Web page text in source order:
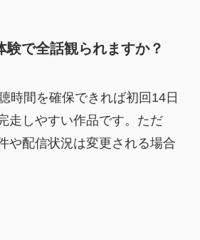
験で全話観られますか？
時間を確保できれば初回14日
走しやすい作品です。ただ
や配信状況は変更される場合